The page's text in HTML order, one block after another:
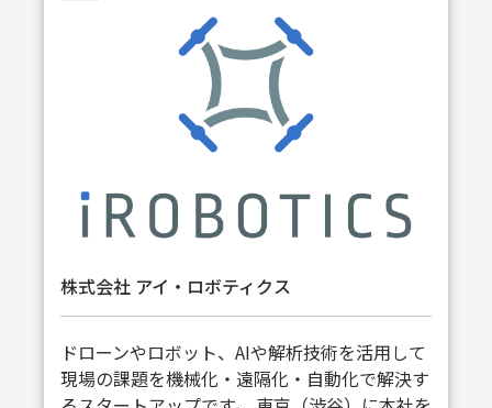
株式会社 アイ・ロボティクス
ドローンやロボット、AIや解析技術を活用して
現場の課題を機械化・遠隔化・自動化で解決す